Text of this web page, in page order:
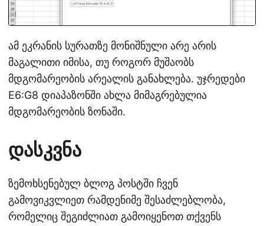
ამ ეკრანის სურათზე მონიშნული არე არის
მაგალითი იმისა, თუ როგორ მუშაობს
მდგომარეობის არეალის განახლება. უჯრედები
E6:G8 დიაპაზონში ახლა მიმაგრებულია
მდგომარეობის ზონაში.
დასკვნა
ზემოხსენებულ ბლოგ პოსტში ჩვენ
გამოვიკვლიეთ რამდენიმე შესაძლებლობა,
რომელიც შეგიძლიათ გამოიყენოთ თქვენს